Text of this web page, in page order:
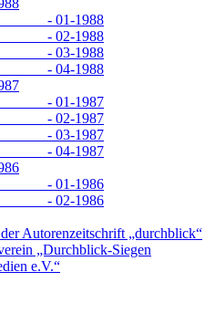
1988
1988
1988
1988
1987
1987
1987
1987
1986
1986
Autorenzeitschrift „durchblick“
„Durchblick-Siegen
e.V.“